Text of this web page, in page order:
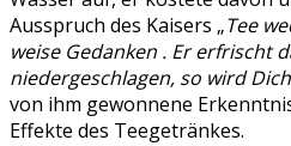
Ausspruch des Kaisers „Tee
weise Gedanken . Er erfrischt
niedergeschlagen, so wird
von ihm gewonnene
Effekte des Teegetränkes.